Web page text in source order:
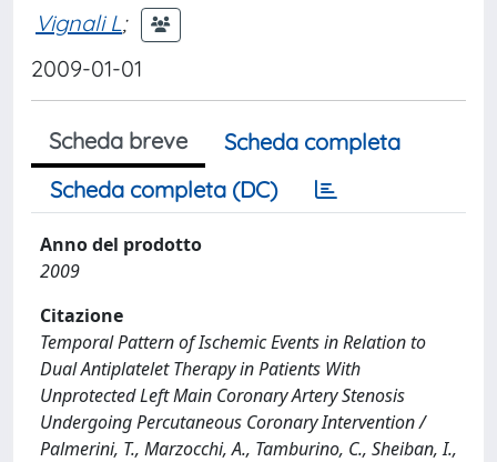
Vignali L;
2009-01-01
Scheda breve
Scheda completa
Scheda completa (DC)
Anno del prodotto
2009
Citazione
Temporal Pattern of Ischemic Events in Relation to
Dual Antiplatelet Therapy in Patients With
Unprotected Left Main Coronary Artery Stenosis
Undergoing Percutaneous Coronary Intervention /
Palmerini, T., Marzocchi, A., Tamburino, C., Sheiban, I.,